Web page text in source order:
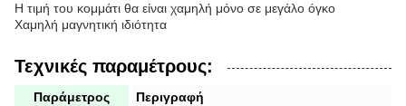
Η τιμή του κομμάτι θα είναι χαμηλή μόνο σε μεγάλο όγκο
Χαμηλή μαγνητική ιδιότητα
Τεχνικές παραμέτρους:
Παράμετρος Περιγραφή